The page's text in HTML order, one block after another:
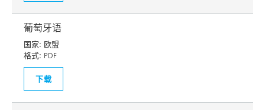
葡萄牙语
国家: 欧盟
格式: PDF
下载